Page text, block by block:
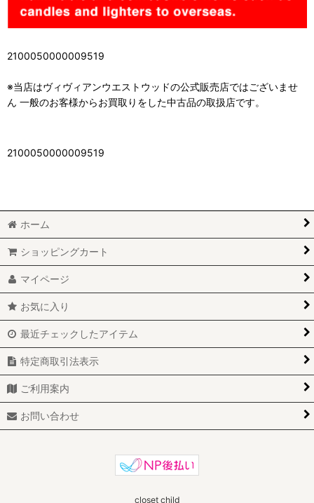
2100050000009519
※当店はヴィヴィアンウエストウッドの公式販売店ではございませ
ん 一般のお客様からお買取りをした中古品の取扱店です。
2100050000009519
ホーム
ショッピングカート
マイページ
お気に入り
最近チェックしたアイテム
特定商取引法表示
ご利用案内
お問い合わせ
closet child